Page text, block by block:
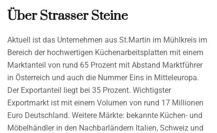
Über Strasser Steine
Aktuell ist das Unternehmen aus St.Martin im Mühlkreis im
Bereich der hochwertigen Küchenarbeitsplatten mit einem
Marktanteil von rund 65 Prozent mit Abstand Marktführer
in Österreich und auch die Nummer Eins in Mitteleuropa.
Der Exportanteil liegt bei 35 Prozent. Wichtigster
Exportmarkt ist mit einem Volumen von rund 17 Millionen
Euro Deutschland. Weitere Märkte: bekannte Küchen- und
Möbelhändler in den Nachbarländern Italien, Schweiz und